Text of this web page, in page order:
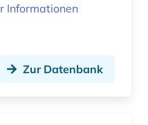
Informationen
Zur Datenbank